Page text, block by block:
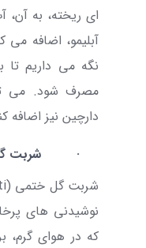
ای ریخته، به آن،
نگه می داریم تا
مصرف شود. می
دارچین نیز اضافه
·
شربت
شربت گل ختمی (
نوشیدنی های
که در هوای گرم،